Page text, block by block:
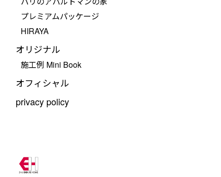
プレミアムパッケージ
HIRAYA
オリジナル
施工例 Mini Book
オフィシャル
privacy policy